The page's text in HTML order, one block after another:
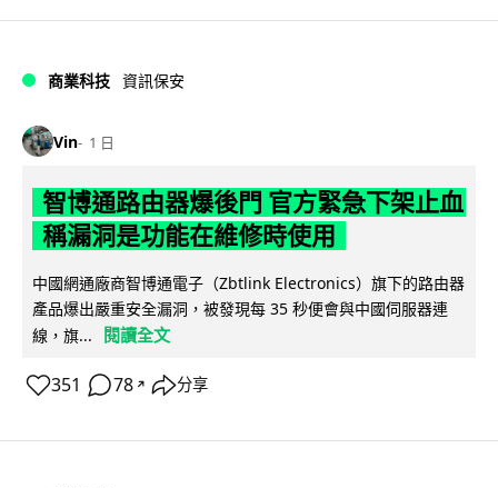
商業科技 資訊保安
Vin 1 日
智博通路由器爆後門 官方緊急下架止血
稱漏洞是功能在維修時使用
中國網通廠商智博通電子（Zbtlink Electronics）旗下的路由器
產品爆出嚴重安全漏洞，被發現每 35 秒便會與中國伺服器連
線，旗...
閱讀全文
351 78 ↗ 分享